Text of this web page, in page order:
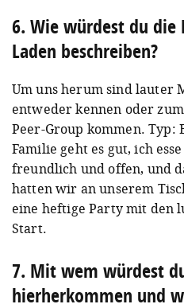
6. Wie würdest du die
Laden beschreiben?
Um uns herum sind lauter
entweder kennen oder
Peer-Group kommen. Typ:
Familie geht es gut, ich
freundlich und offen, und
hatten wir an unserem
eine heftige Party mit den
Start.
7. Mit wem würdest
hierherkommen und